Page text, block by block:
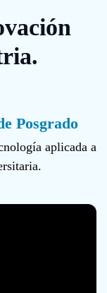
Posgrado
aplicada a